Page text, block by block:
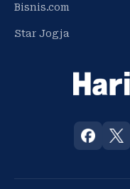
Bisnis.com
Star Jogja